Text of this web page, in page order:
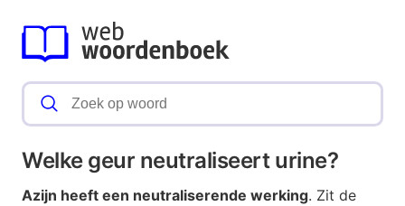
Welke geur neutraliseert urine?
Azijn heeft een neutraliserende werking. Zit de